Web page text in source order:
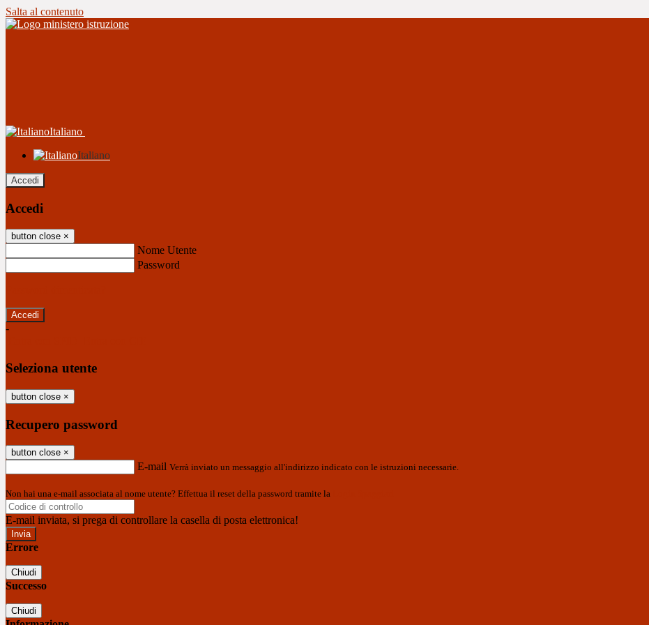
Salta al contenuto
Italiano
Italiano
Accedi
Accedi
button close ×
Nome Utente
Password
-
Seleziona utente
button close ×
Recupero password
button close ×
E-mail Verrà inviato un messaggio all'indirizzo indicato con le istruzioni necessarie.
Non hai una e-mail associata al nome utente? Effettua il reset della password tramite la
E-mail inviata, si prega di controllare la casella di posta elettronica!
Errore
Chiudi
Successo
Chiudi